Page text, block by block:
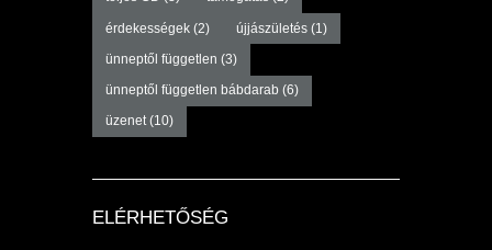
érdekességek(2) újjászületés(1)
ünneptől független (3)
ünneptől független bábdarab (6)
üzenet(10)
ELÉRHETŐSÉG